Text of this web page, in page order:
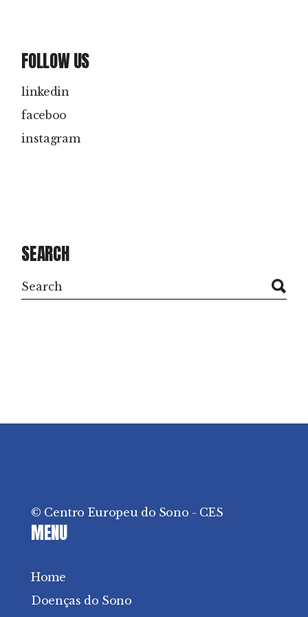
FOLLOW US
linkedin
faceboo
instagram
SEARCH
© Centro Europeu do Sono - CES
MENU
Home
Doenças do Sono